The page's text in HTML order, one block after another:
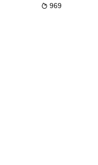
前刚和男友发生争吵，她夜晚驾
即将颠覆人类认知。而这背
 969